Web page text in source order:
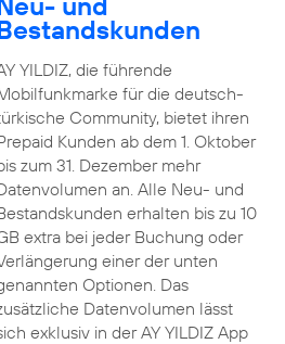
YILDIZ, die führende
für die deutsch-
Community, bietet ihren
Kunden ab dem 1. Oktober
zum 31. Dezember mehr
an. Alle Neu- und
erhalten bis zu 10
extra bei jeder Buchung oder
einer der unten
Optionen. Das
Datenvolumen lässt
exklusiv in der AY YILDIZ App